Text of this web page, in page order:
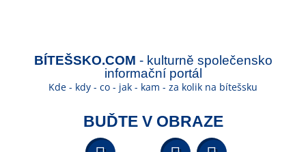
BÍTEŠSKO.COM - kulturně společensko
informační portál
Kde - kdy - co - jak - kam - za kolik na bítešsku
BUĎTE V OBRAZE